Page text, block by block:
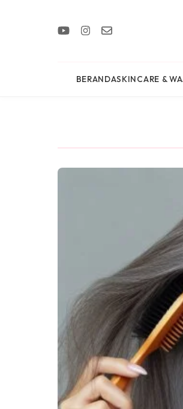
BERANDASKINCARE &